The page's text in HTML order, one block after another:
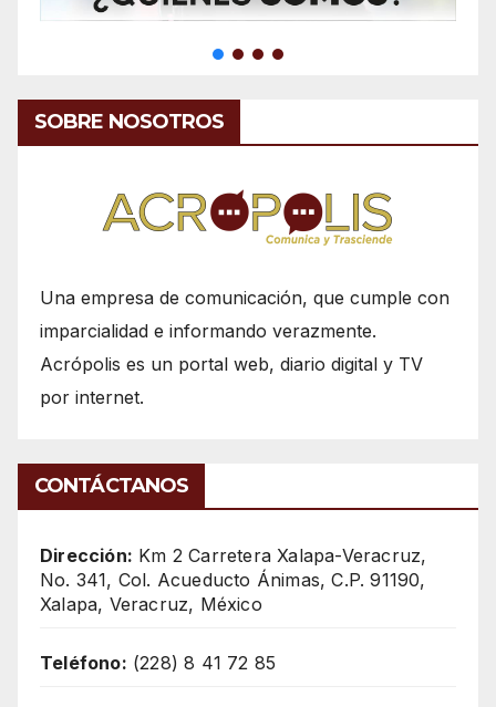
SOBRE NOSOTROS
Una empresa de comunicación, que cumple con
imparcialidad e informando verazmente.
Acrópolis es un portal web, diario digital y TV
por internet.
CONTÁCTANOS
Dirección: Km 2 Carretera Xalapa-Veracruz,
No. 341, Col. Acueducto Ánimas, C.P. 91190,
Xalapa, Veracruz, México
Teléfono: (228) 8 41 72 85